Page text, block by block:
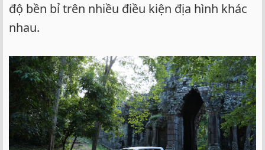
độ bền bỉ trên nhiều điều kiện địa hình khác
nhau.